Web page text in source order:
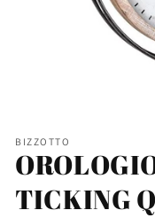
BIZZOTTO
TICKING